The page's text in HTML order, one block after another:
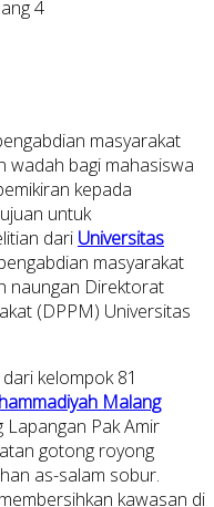
4
masyarakat
wadah bagi mahasiswa
kepada
untuk
dari Universitas
masyarakat
naungan Direktorat
(DPPM) Universitas
kelompok 81
Malang
Pak Amir
gotong royong
as-salam sobur.
kawasan di